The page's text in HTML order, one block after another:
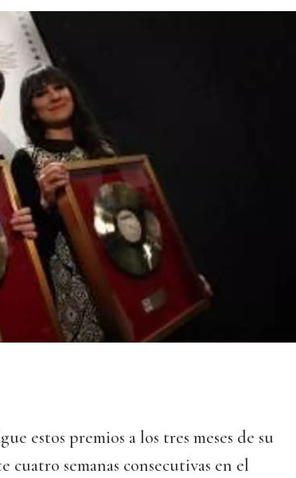
estos premios a los tres meses de su
semanas consecutivas en el